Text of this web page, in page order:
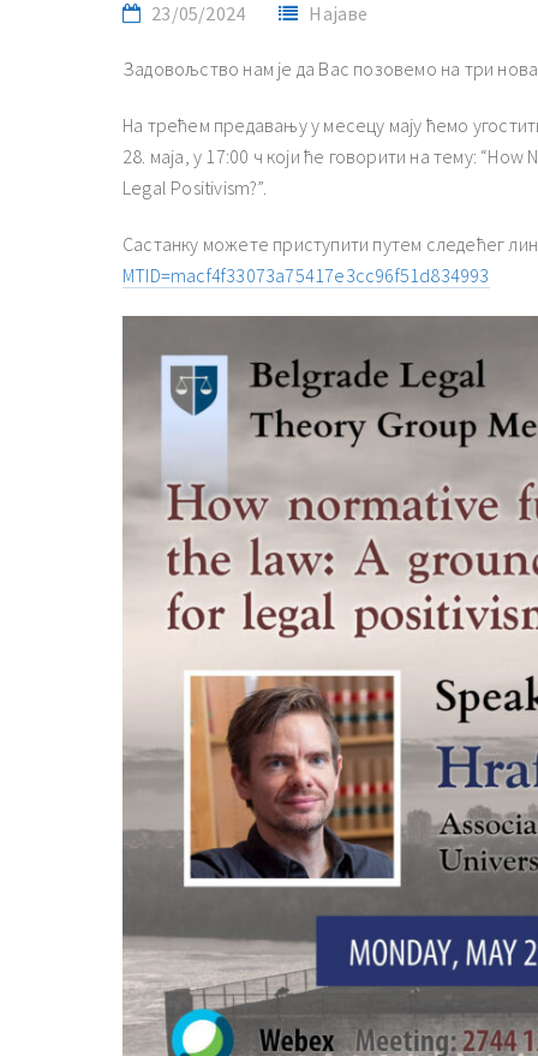
23/05/2024 Најаве
Задовољство нам је да Вас позовемо на три
На трећем предавању у месецу мају ћемо
28. маја, у 17:00 ч који ће говорити на тему:
Legal Positivism?”.
Састанку можете приступити путем следећег
MTID=macf4f33073a75417e3cc96f51d834993